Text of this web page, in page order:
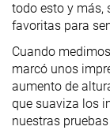
todo esto y más,
favoritas para
Cuando
marcó unos
aumento de
que suaviza los
nuestras